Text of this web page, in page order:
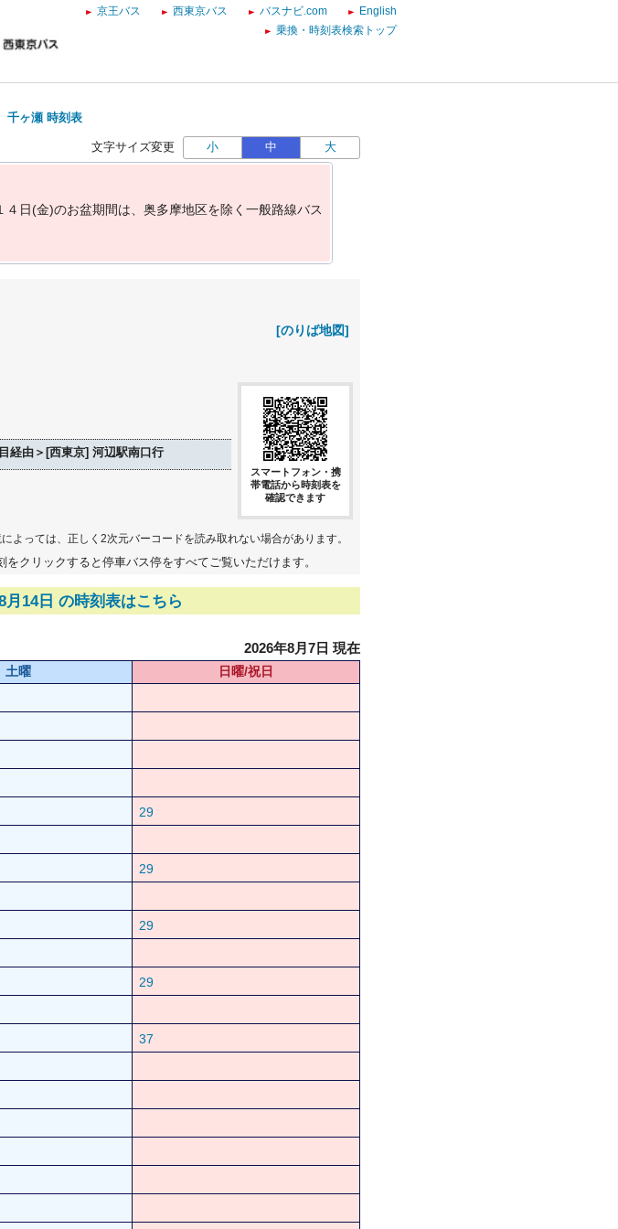
京王バス 西東京バス バスナビ.com
English
乗換・時刻表検索トップ
千ヶ瀬 時刻表
文字サイズ変更 小 中 大
４ 日(金)のお盆期間は 奥多摩地区を除 く 一般路線バス
[のりば地図]
経由＞[西東京] 河辺駅南口行
スマートフォン・携
帯電話から時刻表を
確認できます
よっては、正しく2次元バーコードを読み取れない場合があります。
クリックすると停車バス停をすべてご覧いただけます。
月14日 の時刻表はこちら
2026年8月7日 現在
土曜
日曜/祝日
29
29
29
29
37